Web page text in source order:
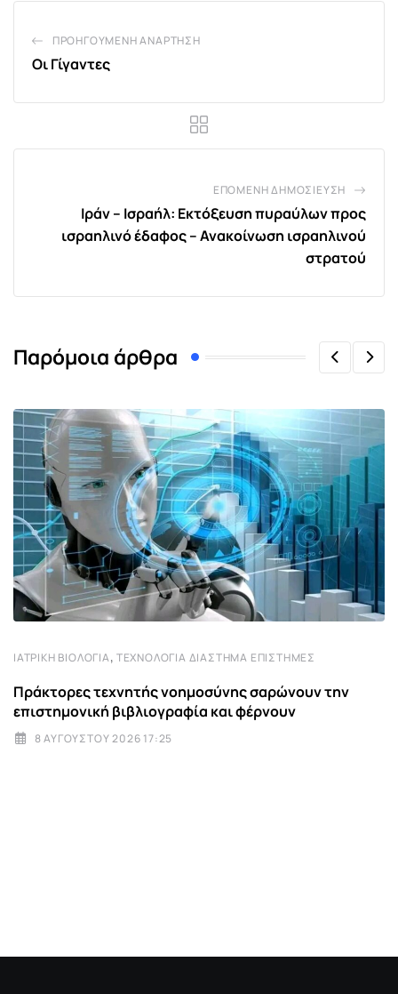
ΠΡΟΗΓΟΎΜΕΝΗ ΑΝΆΡΤΗΣΗ
Οι Γίγαντες
ΕΠΌΜΕΝΗ ΔΗΜΟΣΊΕΥΣΗ
Ιράν – Ισραήλ: Εκτόξευση πυραύλων προς
ισραηλινό έδαφος – Ανακοίνωση ισραηλινού
στρατού
Παρόμοια άρθρα
ΙΑΤΡΙΚΉ ΒΙΟΛΟΓΊΑ, ΤΕΧΝΟΛΟΓΊΑ ΔΙΆΣΤΗΜΑ ΕΠΙΣΤΉΜΕΣ
Πράκτορες τεχνητής νοημοσύνης σαρώνουν την
επιστημονική βιβλιογραφία και φέρνουν
8 ΑΥΓΟΎΣΤΟΥ 2026 17:25